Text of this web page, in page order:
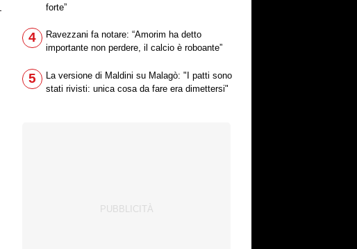
forte”
4
Ravezzani fa notare: “Amorim ha detto
importante non perdere, il calcio è roboante”
5
La versione di Maldini su Malagò: "I patti sono
stati rivisti: unica cosa da fare era dimettersi"